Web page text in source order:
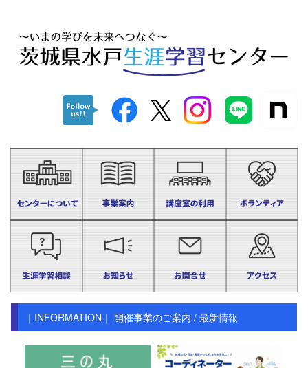
｜INFORMATION｜ 開催事業のご案内 / 最新情報